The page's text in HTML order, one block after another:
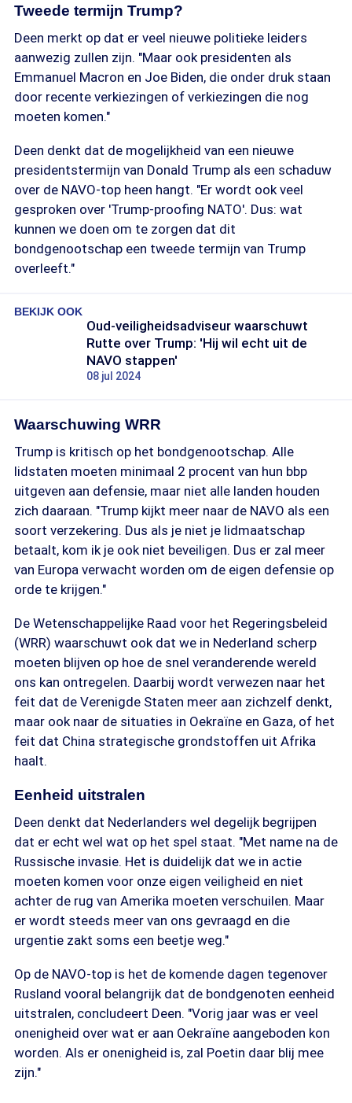
Tweede termijn Trump?
Deen merkt op dat er veel nieuwe politieke leiders
aanwezig zullen zijn. "Maar ook presidenten als
Emmanuel Macron en Joe Biden, die onder druk staan
door recente verkiezingen of verkiezingen die nog
moeten komen."
Deen denkt dat de mogelijkheid van een nieuwe
presidentstermijn van Donald Trump als een schaduw
over de NAVO-top heen hangt. "Er wordt ook veel
gesproken over 'Trump-proofing NATO'. Dus: wat
kunnen we doen om te zorgen dat dit
bondgenootschap een tweede termijn van Trump
overleeft."
BEKIJK OOK
Oud-veiligheidsadviseur waarschuwt
Rutte over Trump: 'Hij wil echt uit de
NAVO stappen'
08 jul 2024
Waarschuwing WRR
Trump is kritisch op het bondgenootschap. Alle
lidstaten moeten minimaal 2 procent van hun bbp
uitgeven aan defensie, maar niet alle landen houden
zich daaraan. "Trump kijkt meer naar de NAVO als een
soort verzekering. Dus als je niet je lidmaatschap
betaalt, kom ik je ook niet beveiligen. Dus er zal meer
van Europa verwacht worden om de eigen defensie op
orde te krijgen."
De Wetenschappelijke Raad voor het Regeringsbeleid
(WRR) waarschuwt ook dat we in Nederland scherp
moeten blijven op hoe de snel veranderende wereld
ons kan ontregelen. Daarbij wordt verwezen naar het
feit dat de Verenigde Staten meer aan zichzelf denkt,
maar ook naar de situaties in Oekraïne en Gaza, of het
feit dat China strategische grondstoffen uit Afrika
haalt.
Eenheid uitstralen
Deen denkt dat Nederlanders wel degelijk begrijpen
dat er echt wel wat op het spel staat. "Met name na de
Russische invasie. Het is duidelijk dat we in actie
moeten komen voor onze eigen veiligheid en niet
achter de rug van Amerika moeten verschuilen. Maar
er wordt steeds meer van ons gevraagd en die
urgentie zakt soms een beetje weg."
Op de NAVO-top is het de komende dagen tegenover
Rusland vooral belangrijk dat de bondgenoten eenheid
uitstralen, concludeert Deen. "Vorig jaar was er veel
onenigheid over wat er aan Oekraïne aangeboden kon
worden. Als er onenigheid is, zal Poetin daar blij mee
zijn."